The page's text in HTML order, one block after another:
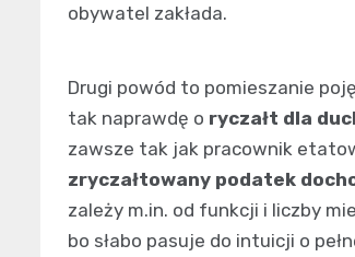
obywatel zakłada.
Drugi powód to pomieszanie
tak naprawdę o ryczałt dla
zawsze tak jak pracownik
zryczałtowany podatek
zależy m.in. od funkcji i liczby
bo słabo pasuje do intuicji o